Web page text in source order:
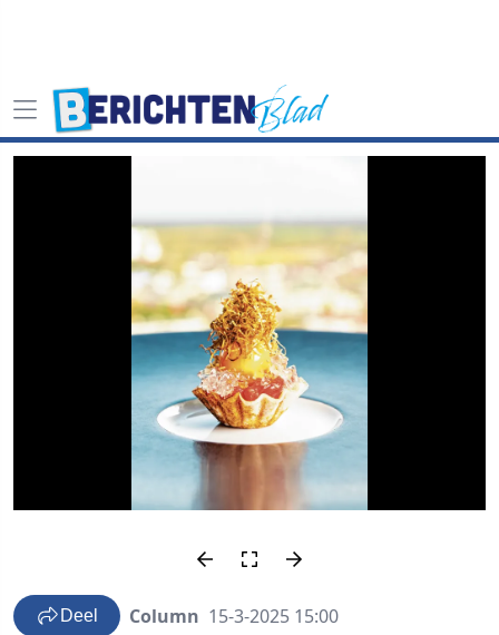
Deel Column 15-3-2025 15:00